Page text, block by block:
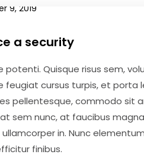
9, 2019
a security
potenti. Quisque risus sem,
feugiat cursus turpis, et porta
pellentesque, commodo sit
sem nunc, at faucibus
ullamcorper in. Nunc
finibus.